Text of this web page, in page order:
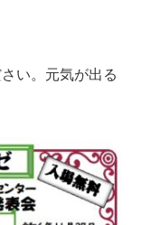
い。元気が出る